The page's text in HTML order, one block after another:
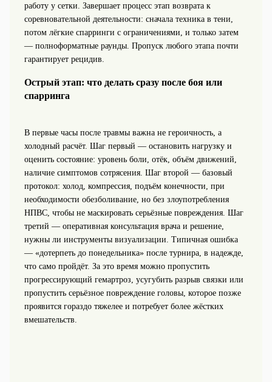
работу у сетки. Завершает процесс этап возврата к
соревновательной деятельности: сначала техника в тени,
потом лёгкие спарринги с ограничениями, и только затем
— полноформатные раунды. Пропуск любого этапа почти
гарантирует рецидив.
Острый этап: что делать сразу после боя или
спарринга
В первые часы после травмы важна не героичность, а
холодный расчёт. Шаг первый — остановить нагрузку и
оценить состояние: уровень боли, отёк, объём движений,
наличие симптомов сотрясения. Шаг второй — базовый
протокол: холод, компрессия, подъём конечности, при
необходимости обезболивание, но без злоупотребления
НПВС, чтобы не маскировать серьёзные повреждения. Шаг
третий — оперативная консультация врача и решение,
нужны ли инструменты визуализации. Типичная ошибка
— «дотерпеть до понедельника» после турнира, в надежде,
что само пройдёт. За это время можно пропустить
прогрессирующий гемартроз, усугубить разрыв связки или
пропустить серьёзное повреждение головы, которое позже
проявится гораздо тяжелее и потребует более жёстких
вмешательств.